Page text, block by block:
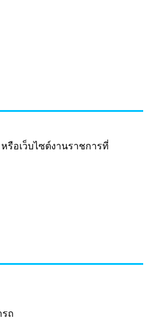
รือเว็บไซต์งานราชการที่
ถ